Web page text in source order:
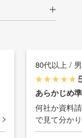
80代以上 /
あらかじめ
何社か資料
で見て分か